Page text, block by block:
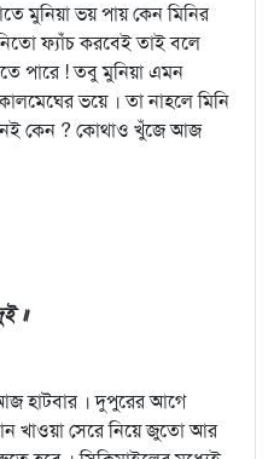
মুনিয়া ভয় পায় কেন মিনির
ফ্যাঁচ করবেই তাই বলে
পারে ! তবু মুনিয়া এমন
ভয়ে । তা নাহলে মিনি
নেই কেন ? কোথাও খুঁজে আজ
॥
হাটবার । দুপুরের আগে
খাওয়া সেরে নিয়ে জুতো আর